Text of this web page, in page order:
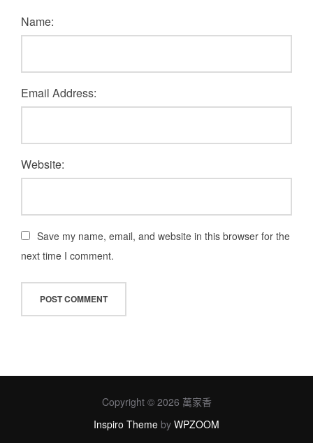
Name:
Email Address:
Website:
Save my name, email, and website in this browser for the
next time I comment.
Copyright © 2026 萬家香
Inspiro Theme by WPZOOM